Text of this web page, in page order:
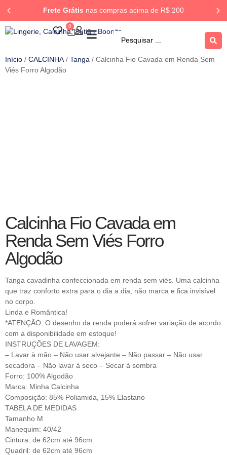
Frete Grátis nas compras acima de R$ 200
0
Início / CALCINHA / Tanga / Calcinha Fio Cavada em Renda Sem
Viés Forro Algodão
Calcinha Fio Cavada em
Renda Sem Viés Forro
Algodão
Tanga cavadinha confeccionada em renda sem viés. Uma calcinha
que traz conforto extra para o dia a dia, não marca e fica invisível
no corpo.
Linda e Romântica!
*ATENÇÃO: O desenho da renda poderá sofrer variação de acordo
com a disponibilidade em estoque!
INSTRUÇÕES DE LAVAGEM:
– Lavar à mão – Não usar alvejante – Não passar – Não usar
secadora – Não lavar à seco – Secar à sombra
Forro: 100% Algodão
Marca: Minha Calcinha
Composição: 85% Poliamida, 15% Elastano
TABELA DE MEDIDAS
Tamanho M
Manequim: 40/42
Cintura: de 62cm até 96cm
Quadril: de 62cm até 96cm